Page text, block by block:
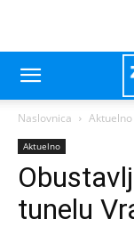
Naslovnica Aktuelno
Aktuelno
tunelu